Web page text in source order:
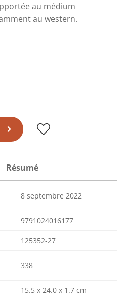
au médium
au western.
Résumé
8 septembre 2022
9791024016177
125352-27
338
15.5 x 24.0 x 1.7 cm